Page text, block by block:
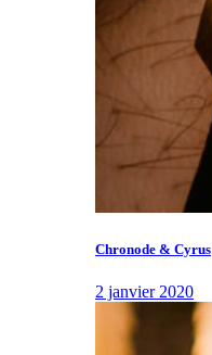
Chronode & Cyrus
2 janvier 2020